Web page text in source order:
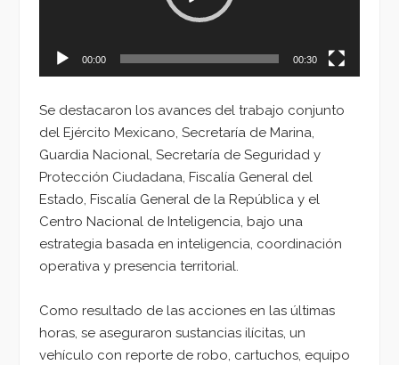
00:00 00:30
Se destacaron los avances del trabajo conjunto
del Ejército Mexicano, Secretaría de Marina,
Guardia Nacional, Secretaría de Seguridad y
Protección Ciudadana, Fiscalía General del
Estado, Fiscalía General de la República y el
Centro Nacional de Inteligencia, bajo una
estrategia basada en inteligencia, coordinación
operativa y presencia territorial.
Como resultado de las acciones en las últimas
horas, se aseguraron sustancias ilícitas, un
vehículo con reporte de robo, cartuchos, equipo